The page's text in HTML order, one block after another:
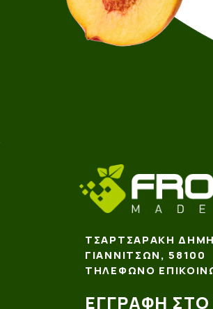
ΤΣΑΡΤΣΑΡΆΚΗ
ΓΙΑΝΝΙΤΣΏΝ, 58100
ΤΗΛΈΦΩΝΟ
ΕΓΓΡΑΦΉ ΣΤΟ